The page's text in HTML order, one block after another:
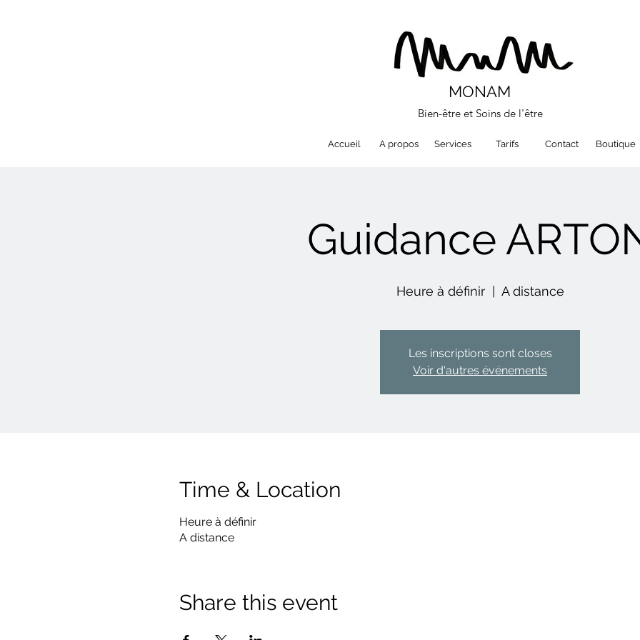
MONAM
Bien-être et Soins de l'être
Accueil A propos Services Tarifs Contact Boutique
Guidance
Heure à définir
  |
A distance
Les inscriptions sont closes
Voir d'autres événements
Time & Location
Heure à définir
A distance
Share this event